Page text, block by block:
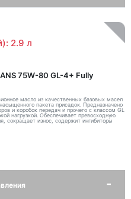
2.9 л
75W-80 GL-4+ Fully
масло из качественных базовых масел
пакета присадок. Предназначено
и коробок передач и прочего с классом GL
нагрузкой. Обеспечивает превосходную
сокращает износ, содержит ингибиторы